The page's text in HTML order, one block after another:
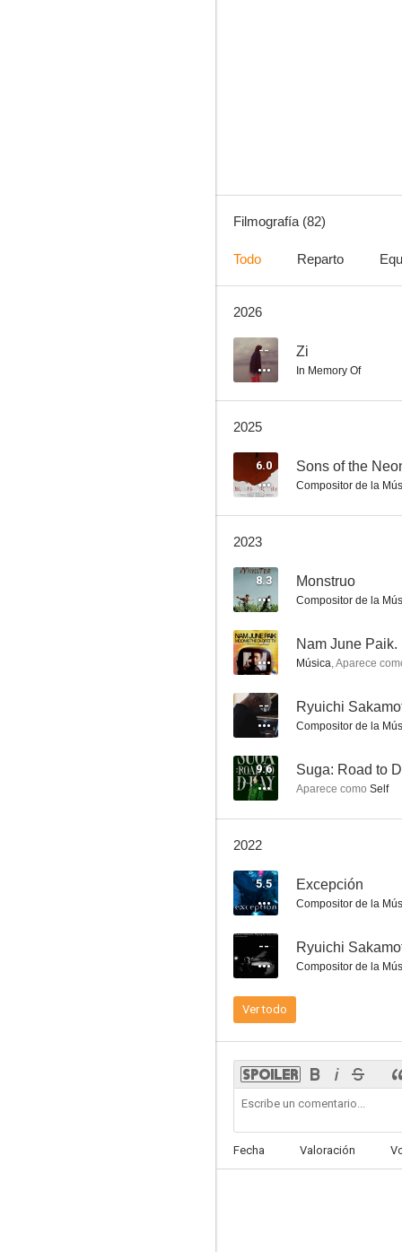
Suga: Road to D-Day
Tacones lejanos
7.1
Pequeño Buda
Filmografía (82)
Todo Reparto
2026
-- Zi
In Memory Of
2025
6.0 Sons of the
Compositor de la
2023
8.3 Monstruo
Compositor de la
--
Música,Aparece
-- Ryuichi
Compositor de la
9.6 Suga: Road to
Aparece como Self
2022
5.5 Excepción
Compositor de la
--
Compositor de la
Ver todo
Fecha Valoración